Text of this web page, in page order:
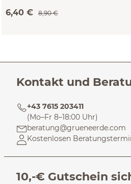
6,40 € 8,90 €
Kontakt und
+43 7615 203411
(Mo–Fr 8–18:00 Uhr)
beratung@grueneerde.com
Kostenlosen
10,-€ Gutschein